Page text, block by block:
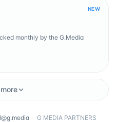
NEW
monthly by the G.Media
· G MEDIA PARTNERS